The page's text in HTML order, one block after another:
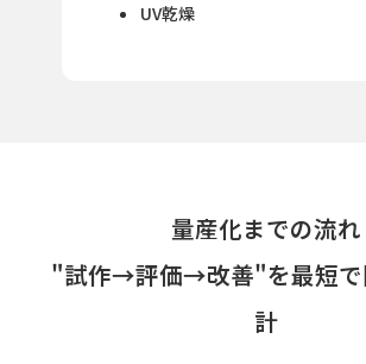
UV乾燥
量産化までの流れ
"試作→評価→改善"を最短で
計